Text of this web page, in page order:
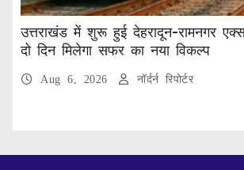
उत्तराखंड में शुरू हुई देहरादून-रामनगर
दो दिन मिलेगा सफर का नया विकल्प
Aug 6, 2026 नॉर्दर्न रिपोर्टर